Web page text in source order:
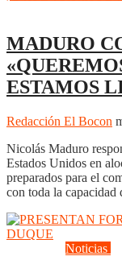
MADURO
ESTAMOS
Redacción El Bocon
Nicolás Maduro
Estados Unidos en
preparados para el
con toda la capacidad
Noticias